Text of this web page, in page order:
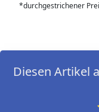
*durchgestrichener
Diesen Artikel